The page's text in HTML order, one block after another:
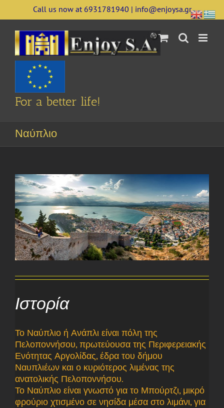
to
content
Call us now at 6931781940 | info@enjoysa.gr
For a better life!
Ναύπλιο
Ιστορία
Το Ναύπλιο ή Ανάπλι είναι πόλη της
Πελοποννήσου, πρωτεύουσα της Περιφερειακής
Ενότητας Αργολίδας, έδρα του δήμου
Ναυπλιέων και ο κυριότερος λιμένας της
ανατολικής Πελοποννήσου.
Το Ναύπλιο είναι γνωστό για το Μπούρτζι, μικρό
φρούριο χτισμένο σε νησίδα μέσα στο λιμάνι, για